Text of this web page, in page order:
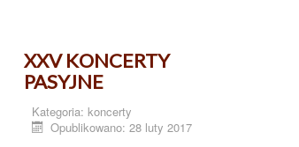
XXV KONCERTY
PASYJNE
Kategoria: koncerty
Opublikowano: 28 luty 2017